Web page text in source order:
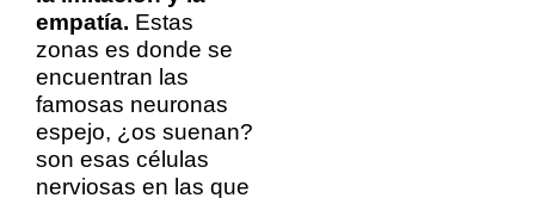
empatía. Estas
zonas es donde se
encuentran las
famosas neuronas
espejo, ¿os suenan?
son esas células
nerviosas en las que